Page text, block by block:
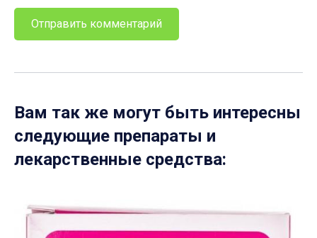
Вам так же могут быть интересны
следующие препараты и
лекарственные средства: